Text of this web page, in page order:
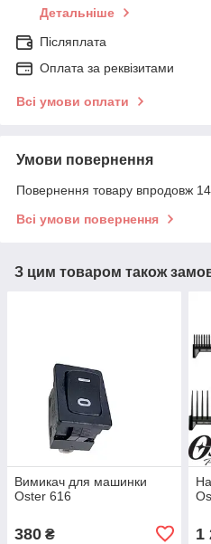
Детальніше
Післяплата
Оплата за реквізитами
Всі умови оплати
Умови повернення
Повернення товару впродовж
Всі умови повернення
З цим товаром також
Вимикач для машинки
Oster 616
380 ₴ 1